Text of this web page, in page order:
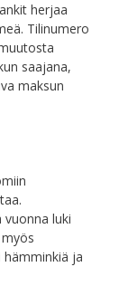
herjaa
Tilinumero
saajana,
maksun
vuonna luki
ja